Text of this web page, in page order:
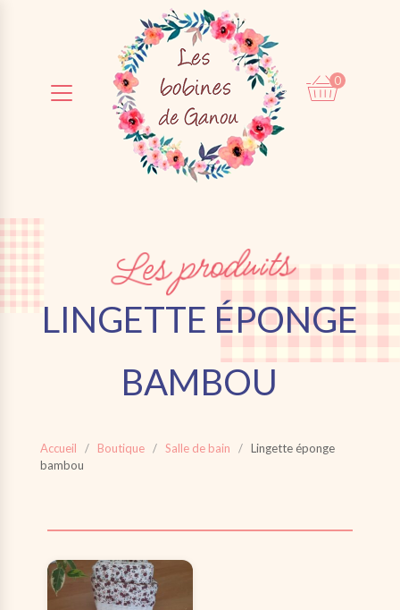
0,00 0
Les produits
LINGETTE ÉPONGE
BAMBOU
Accueil / Boutique / Salle de bain / Lingette éponge
bambou